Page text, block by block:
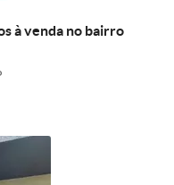
à venda no bairro